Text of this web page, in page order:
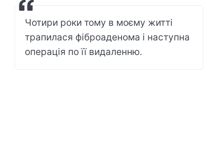
Чотири роки тому в моєму житті
трапилася фіброаденома і наступна
операція по її видаленню.